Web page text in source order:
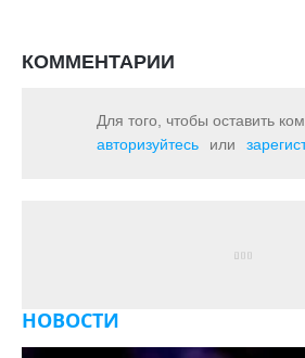
КОММЕНТАРИИ
Для того, чтобы оставить
авторизуйтесь
или
НОВОСТИ